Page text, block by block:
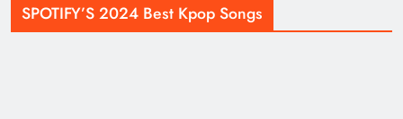
SPOTIFY’S 2024 Best Kpop Songs